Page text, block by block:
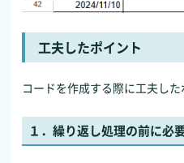
工夫したポイント
コードを作成する際に工夫した
１．繰り返し処理の前に必